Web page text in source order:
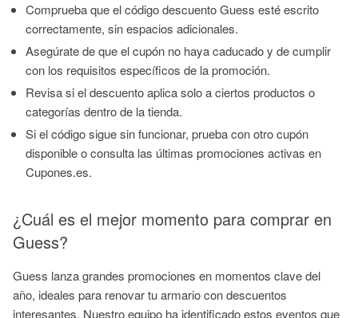
Comprueba que el código descuento Guess esté escrito
correctamente, sin espacios adicionales.
Asegúrate de que el cupón no haya caducado y de cumplir
con los requisitos específicos de la promoción.
Revisa si el descuento aplica solo a ciertos productos o
categorías dentro de la tienda.
Si el código sigue sin funcionar, prueba con otro cupón
disponible o consulta las últimas promociones activas en
Cupones.es.
¿Cuál es el mejor momento para comprar en
Guess?
Guess lanza grandes promociones en momentos clave del
año, ideales para renovar tu armario con descuentos
interesantes. Nuestro equipo ha identificado estos eventos que